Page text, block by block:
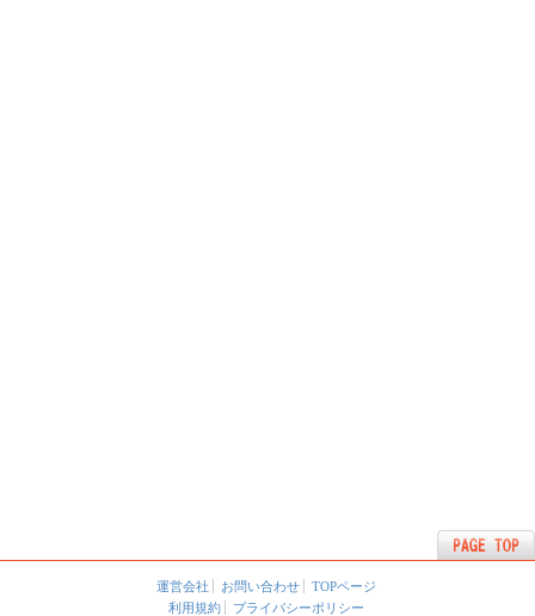
運営会社 お問い合わせ
TOPページ
利用規約
プライバシーポリシー